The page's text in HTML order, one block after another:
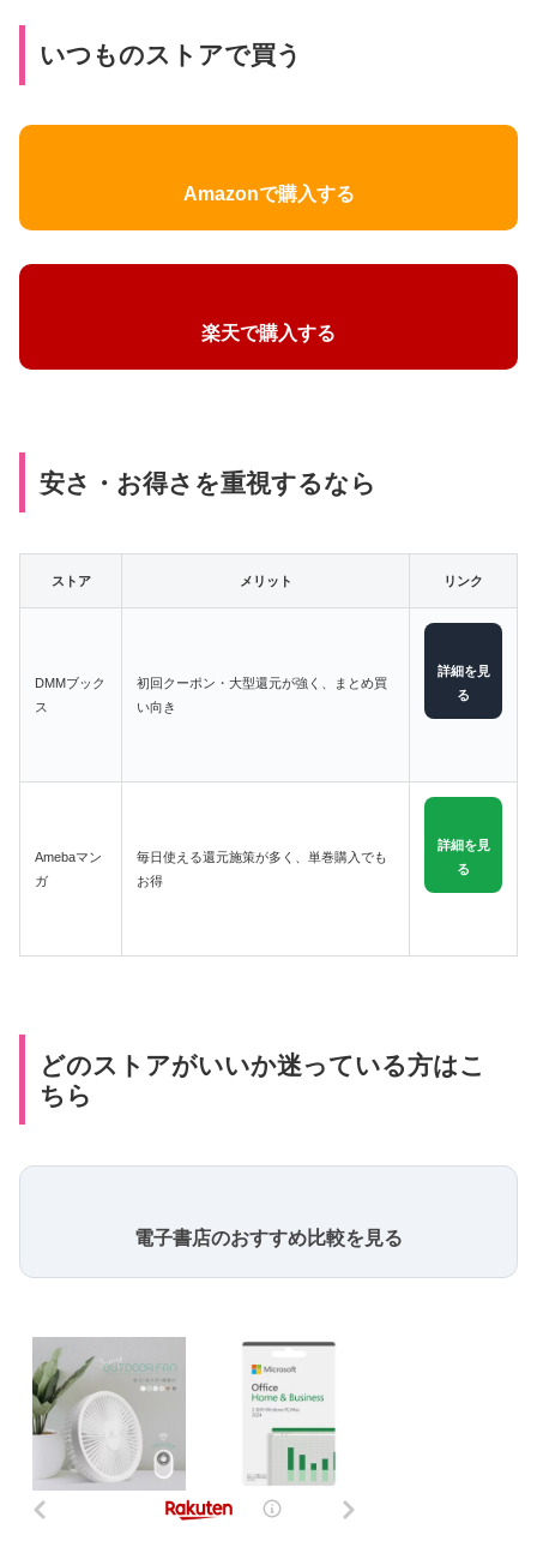
いつものストアで買う
Amazonで購入する
楽天で購入する
安さ・お得さを重視するなら
ストア メリット リンク
DMMブック
ス
初回クーポン・大型還元が強く、まとめ買
い向き
詳細を見
る
Amebaマン
ガ
毎日使える還元施策が多く、単巻購入でも
お得
詳細を見
る
どのストアがいいか迷っている方はこ
ちら
電子書店のおすすめ比較を見る